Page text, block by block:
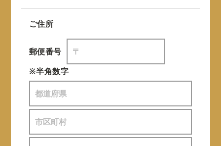
ご住所
郵便番号
※半角数字